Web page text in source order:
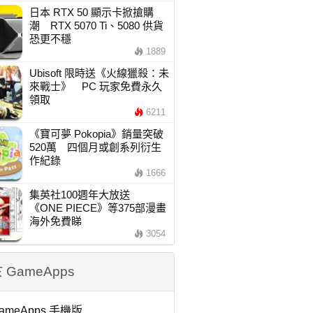
日本 RTX 50 顯示卡掀搶購
潮 RTX 5070 Ti、5080 供貨
恐更不穩
1889
Ubisoft 限時送《火線獵殺：未
來戰士》 PC 玩家免費永久
領取
6211
《寶可夢 Pokopia》銷量突破
520萬 四個月或創系列衍生
作紀錄
1666
集英社100週年大放送
《ONE PIECE》等375部漫畫
海外免費睇
3054
GameApps
手機版